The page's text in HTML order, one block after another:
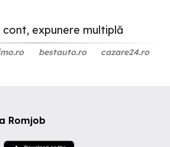
cont, expunere multiplă
bestauto.ro cazare24.ro
Romjob